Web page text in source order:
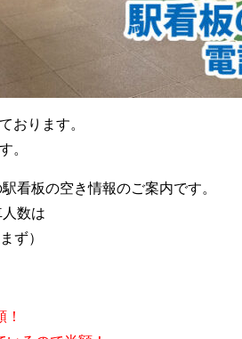
おります。
。
看板の空き情報のご案内です。
数は
ず）